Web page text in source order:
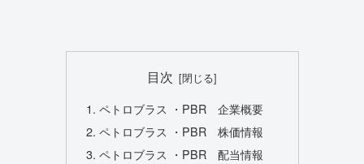
目次
ペトロブラス ・PBR 企業概要
ペトロブラス ・PBR 株価情報
ペトロブラス ・PBR 配当情報